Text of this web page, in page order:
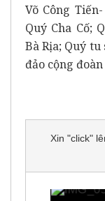
Võ Công
Quý Cha Cố;
Bà Rịa; Quý
đảo cộng
Xin "click"